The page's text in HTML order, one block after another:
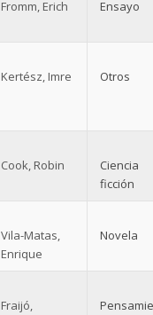
Fromm, Erich Ensayo
Kertész, Imre Otros
Cook, Robin
Ciencia
ficción
Vila-Matas,
Enrique
Novela
Fraijó,